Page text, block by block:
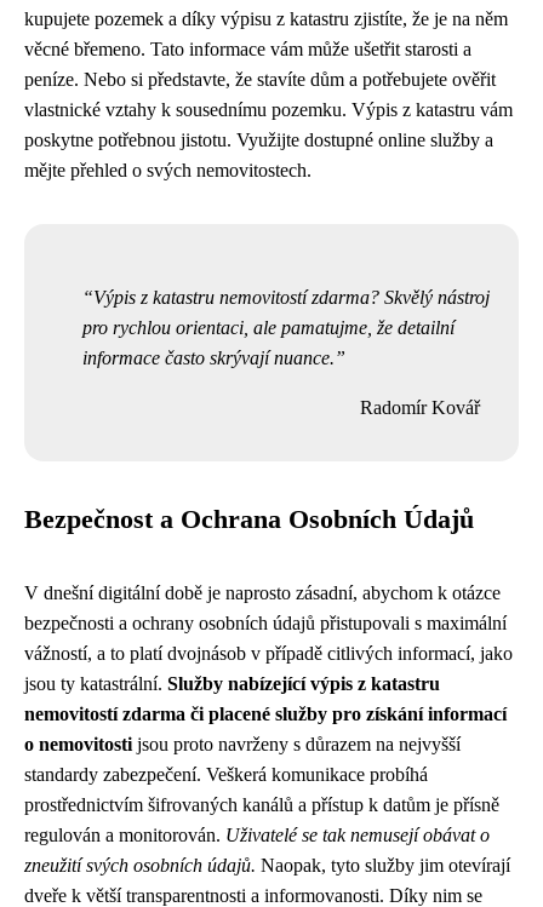
kupujete pozemek a díky výpisu z katastru zjistíte, že je na něm
věcné břemeno. Tato informace vám může ušetřit starosti a
peníze. Nebo si představte, že stavíte dům a potřebujete ověřit
vlastnické vztahy k sousednímu pozemku. Výpis z katastru vám
poskytne potřebnou jistotu. Využijte dostupné online služby a
mějte přehled o svých nemovitostech.
Výpis z katastru nemovitostí zdarma? Skvělý nástroj
pro rychlou orientaci, ale pamatujme, že detailní
informace často skrývají nuance.
Radomír Kovář
Bezpečnost a Ochrana Osobních Údajů
V dnešní digitální době je naprosto zásadní, abychom k otázce
bezpečnosti a ochrany osobních údajů přistupovali s maximální
vážností, a to platí dvojnásob v případě citlivých informací, jako
jsou ty katastrální. Služby nabízející výpis z katastru
nemovitostí zdarma či placené služby pro získání informací
o nemovitosti jsou proto navrženy s důrazem na nejvyšší
standardy zabezpečení. Veškerá komunikace probíhá
prostřednictvím šifrovaných kanálů a přístup k datům je přísně
regulován a monitorován. Uživatelé se tak nemusejí obávat o
zneužití svých osobních údajů. Naopak, tyto služby jim otevírají
dveře k větší transparentnosti a informovanosti. Díky nim se